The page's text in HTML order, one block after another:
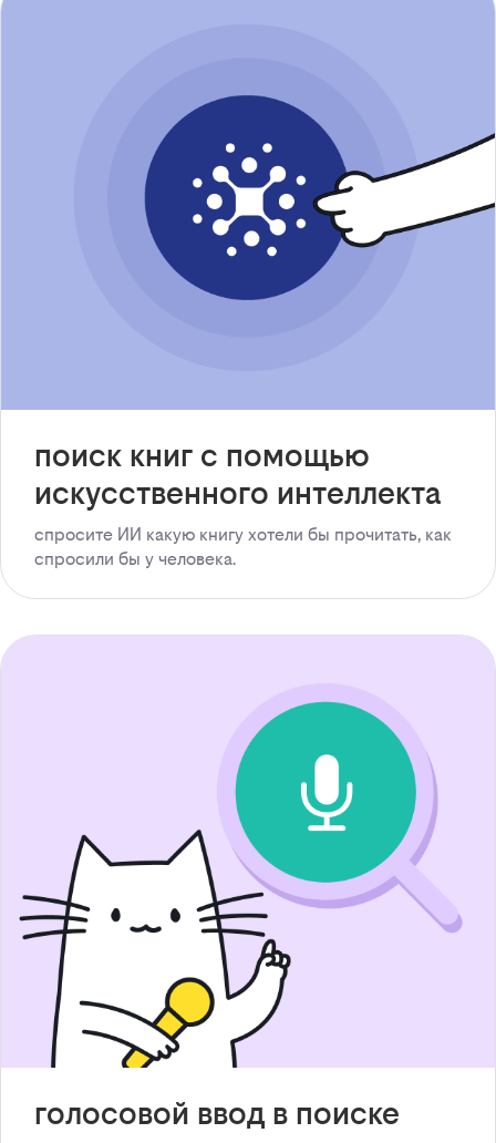
поиск книг с помощью
искусственного интеллекта
спросите ИИ какую книгу хотели бы прочитать, как
спросили бы у человека.
голосовой ввод в поиске